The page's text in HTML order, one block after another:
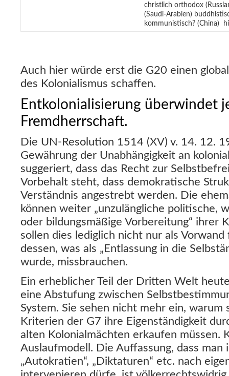
christlich orthodox
(Saudi-Arabien)
kommunistisch? (China)
Auch hier würde erst die G20 einen
des Kolonialismus schaffen.
Entkolonialisierung überwindet
Fremdherrschaft.
Die UN-Resolution 1514 (XV) v. 14. 12.
Gewährung der Unabhängigkeit an
suggeriert, dass das Recht zur
Vorbehalt steht, dass demokratische
Verständnis angestrebt werden. Die
können weiter „unzulängliche politische,
oder bildungsmäßige Vorbereitung“ ihrer
sollen dies lediglich nicht nur als
dessen, was als „Entlassung in die
wurde, missbrauchen.
Ein erheblicher Teil der Dritten Welt
eine Abstufung zwischen
System. Sie sehen nicht mehr ein, warum
Kriterien der G7 ihre Eigenständigkeit
alten Kolonialmächten erkaufen müssen.
Auslaufmodell. Die Auffassung, dass man
„Autokratien“, „Diktaturen“ etc. nach